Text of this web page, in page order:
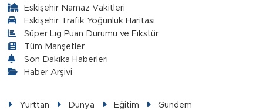
Eskişehir Namaz Vakitleri
Eskişehir Trafik Yoğunluk Haritası
Süper Lig Puan Durumu ve Fikstür
Tüm Manşetler
Son Dakika Haberleri
Haber Arşivi
Yurttan Dünya Eğitim
Gündem